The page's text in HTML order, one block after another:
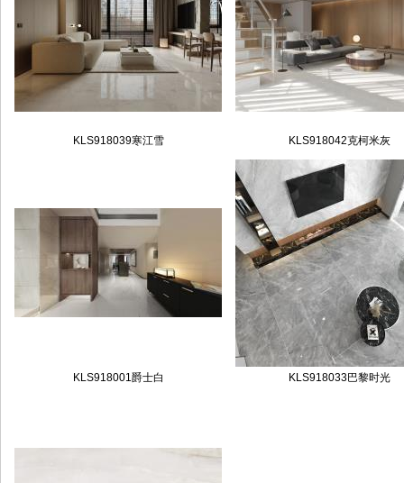
KLS918039寒江雪 KLS918042克柯米灰
KLS918001爵士白 KLS918033巴黎时光